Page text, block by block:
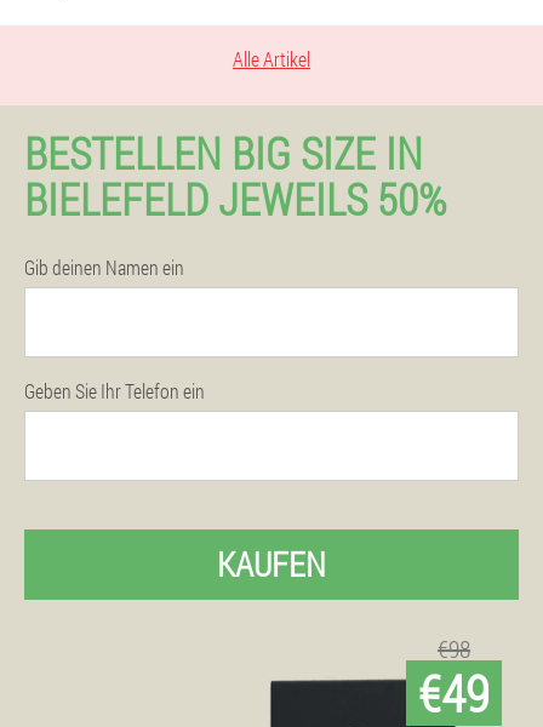
Alle Artikel
BESTELLEN BIG SIZE IN
BIELEFELD JEWEILS 50%
Gib deinen Namen ein
Geben Sie Ihr Telefon ein
KAUFEN
€98
€49